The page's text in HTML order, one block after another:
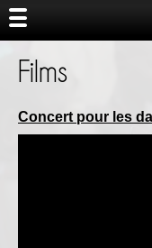
Films
Concert pour les